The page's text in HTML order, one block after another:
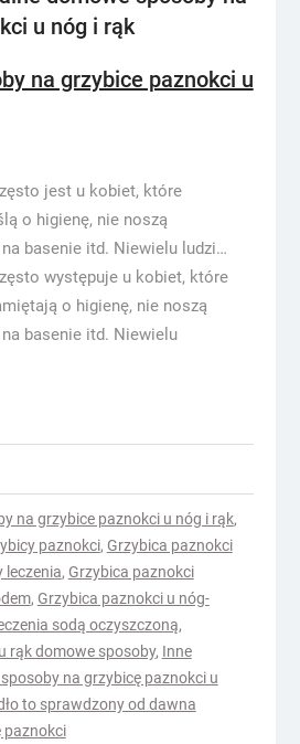
u nóg i rąk
na grzybice paznokci u
jest u kobiet, które
o higienę, nie noszą
basenie itd. Niewielu ludzi…
występuje u kobiet, które
o higienę, nie noszą
basenie itd. Niewielu
na grzybice paznokci u nóg i rąk,
paznokci, Grzybica paznokci
leczenia, Grzybica paznokci
, Grzybica paznokci u nóg-
sodą oczyszczoną,
rąk domowe sposoby, Inne
na grzybicę paznokci u
to sprawdzony od dawna
paznokci